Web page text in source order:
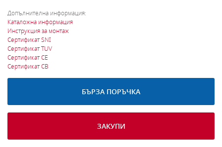
Допълнителна информация:
Каталожна информация
Инструкция за монтаж
Сертификат SNI
Сертификат TUV
Сертификат CE
Сертификат CB
БЪРЗА ПОРЪЧКА
ЗАКУПИ